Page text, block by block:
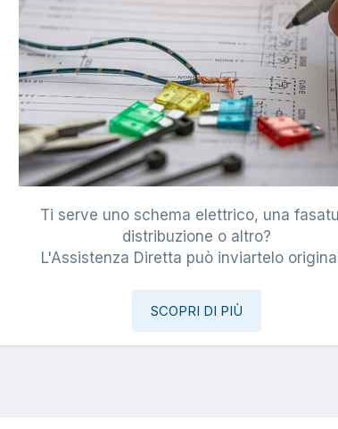
Ti serve uno schema elettrico, una
distribuzione o altro?
L'Assistenza Diretta può inviartelo
SCOPRI DI PIÙ